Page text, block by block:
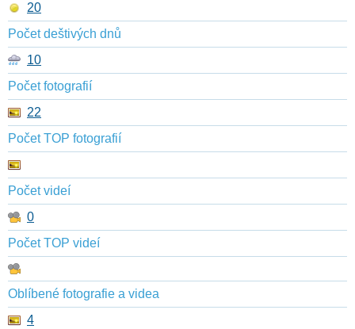
20
Počet deštivých dnů
10
Počet fotografií
22
Počet TOP fotografií
Počet videí
0
Počet TOP videí
Oblíbené fotografie a videa
4